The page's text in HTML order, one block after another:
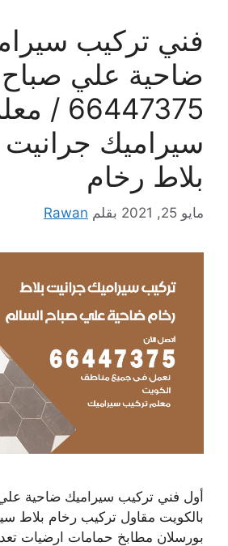
فني تركيب
ضاحية علي صباح
سيراميك جرانيت
بلاط رخام
مايو 25, 2021 بقلم Rawan
أول فني تركيب سيراميك ضاحية
بالكويت مقاول تركيب رخام بلاط
بورسلان مطابخ حمامات ارضيات